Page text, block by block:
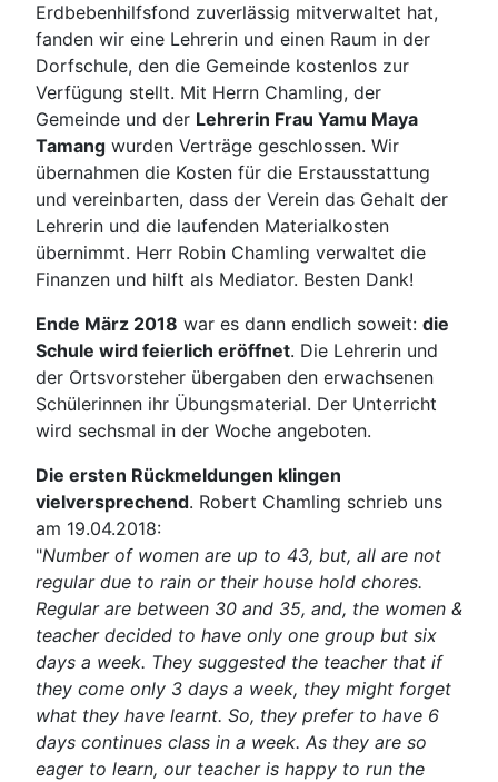
Erdbebenhilfsfond zuverlässig mitverwaltet hat,
fanden wir eine Lehrerin und einen Raum in der
Dorfschule, den die Gemeinde kostenlos zur
Verfügung stellt. Mit Herrn Chamling, der
Gemeinde und der Lehrerin Frau Yamu Maya
Tamang wurden Verträge geschlossen. Wir
übernahmen die Kosten für die Erstausstattung
und vereinbarten, dass der Verein das Gehalt der
Lehrerin und die laufenden Materialkosten
übernimmt. Herr Robin Chamling verwaltet die
Finanzen und hilft als Mediator. Besten Dank!
Ende März 2018 war es dann endlich soweit: die
Schule wird feierlich eröffnet. Die Lehrerin und
der Ortsvorsteher übergaben den erwachsenen
Schülerinnen ihr Übungsmaterial. Der Unterricht
wird sechsmal in der Woche angeboten.
Die ersten Rückmeldungen klingen
vielversprechend. Robert Chamling schrieb uns
am 19.04.2018:
"Number of women are up to 43, but, all are not
regular due to rain or their house hold chores.
Regular are between 30 and 35, and, the women &
teacher decided to have only one group but six
days a week. They suggested the teacher that if
they come only 3 days a week, they might forget
what they have learnt. So, they prefer to have 6
days continues class in a week. As they are so
eager to learn, our teacher is happy to run the